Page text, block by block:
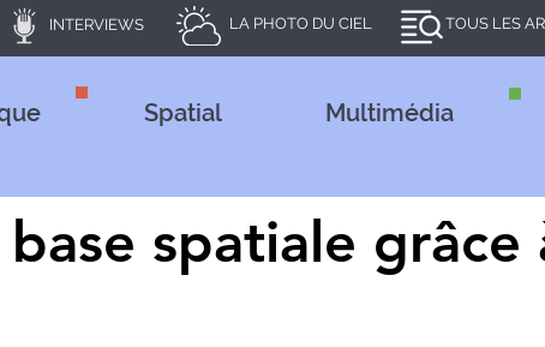
INTERVIEWS LA PHOTO DU CIEL TOUS LES
Spatial Multimédia
spatiale grâce